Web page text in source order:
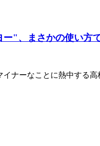
"、まさかの使い方
ナーなことに熱中する